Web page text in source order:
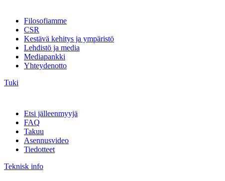
Filosofiamme
CSR
Kestävä kehitys ja ympäristö
Lehdistö ja media
Mediapankki
Yhteydenotto
Tuki
Etsi jälleenmyyjä
FAQ
Takuu
Asennusvideo
Tiedotteet
Teknisk info